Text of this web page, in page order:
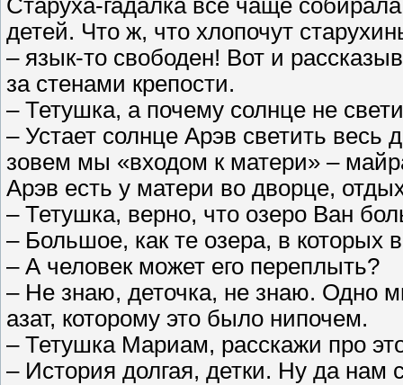
Старуха-гадалка все чаще
детей. Что ж, что хлопочут
– язык-то свободен! Вот и
за стенами крепости.
– Тетушка, а почему солнце не
– Устает солнце Арэв светить весь
зовем мы «входом к матери» –
Арэв есть у матери во дворце,
– Тетушка, верно, что озеро Ван
– Большое, как те озера, в которых
– А человек может его переплыть?
– Не знаю, деточка, не знаю. Одно
азат, которому это было нипочем.
– Тетушка Мариам, расскажи про
– История долгая, детки. Ну да нам